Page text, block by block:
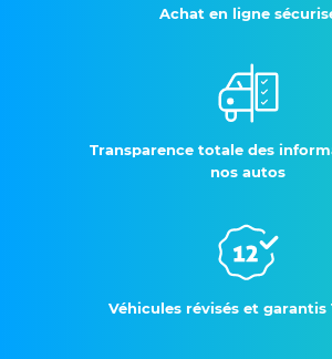
Achat en ligne
Transparence totale des
nos autos
Véhicules révisés et garantis